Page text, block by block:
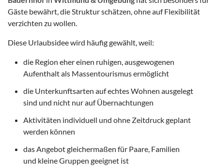
Gäste bewährt, die Struktur schätzen, ohne auf Flexibilität
verzichten zu wollen.
Diese Urlaubsidee wird häufig gewählt, weil:
die Region eher einen ruhigen, ausgewogenen
Aufenthalt als Massentourismus ermöglicht
die Unterkunftsarten auf echtes Wohnen ausgelegt
sind und nicht nur auf Übernachtungen
Aktivitäten individuell und ohne Zeitdruck geplant
werden können
das Angebot gleichermaßen für Paare, Familien
und kleine Gruppen geeignet ist